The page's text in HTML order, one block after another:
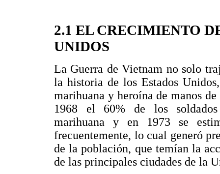
2.1 EL CRECIMIENTO
UNIDOS
La Guerra de Vietnam no solo
la historia de los Estados
marihuana y heroína de manos
1968 el 60% de los soldados
marihuana y en 1973 se
frecuentemente, lo cual generó
de la población, que temían la
de las principales ciudades de la